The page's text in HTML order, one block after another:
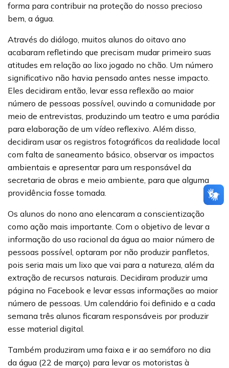
forma para contribuir na proteção do nosso precioso
bem, a água.
Através do diálogo, muitos alunos do oitavo ano
acabaram refletindo que precisam mudar primeiro suas
atitudes em relação ao lixo jogado no chão. Um número
significativo não havia pensado antes nesse impacto.
Eles decidiram então, levar essa reflexão ao maior
número de pessoas possível, ouvindo a comunidade por
meio de entrevistas, produzindo um teatro e uma paródia
para elaboração de um vídeo reflexivo. Além disso,
decidiram usar os registros fotográficos da realidade local
com falta de saneamento básico, observar os impactos
ambientais e apresentar para um responsável da
secretaria de obras e meio ambiente, para que alguma
providência fosse tomada.
Os alunos do nono ano elencaram a conscientização
como ação mais importante. Com o objetivo de levar a
informação do uso racional da água ao maior número de
pessoas possível, optaram por não produzir panfletos,
pois seria mais um lixo que vai para a natureza, além da
extração de recursos naturais. Decidiram produzir uma
página no Facebook e levar essas informações ao maior
número de pessoas. Um calendário foi definido e a cada
semana três alunos ficaram responsáveis por produzir
esse material digital.
Também produziram uma faixa e ir ao semáforo no dia
da água (22 de março) para levar os motoristas à